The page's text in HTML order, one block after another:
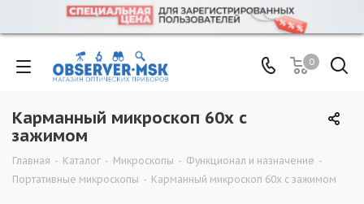
0
Карманный микроскоп 60х с
зажимом
Главная - Каталог - Микроскопы - Функционал и назначение -
Портативные микроскопы - Карманный микроскоп 60х с зажимом